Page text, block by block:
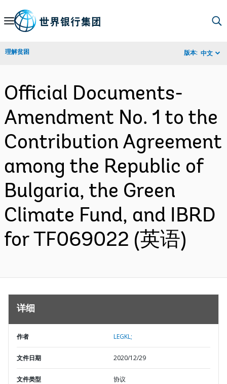
Skip
Navigation
理解贫困 版本: 中文
Official Documents-
Amendment No. 1 to the
Contribution Agreement
among the Republic of
Bulgaria, the Green
Climate Fund, and IBRD
for TF069022 (英语)
详细
作者 LEGKL;
文件日期 2020/12/29
文件类型 协议